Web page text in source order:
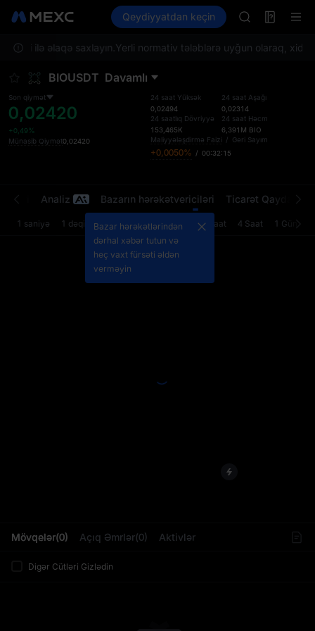
Futures TradFi Information Events
Qeydiyyatdan keçin
CASHCAT
UNITREE
SPCX
CASHCAT
HFT
UNITREE
ilə əlaqə saxlayın. Yerli normativ tələblərə uyğun olaraq,
BIOUSDT Davamlı
Son qiymət
0,02420
+0,49%
Münasib Qiymət0,02420
24 saat Yüksək
0,02494
24 saatlıq Dövriyyə
153,465K
24 saat Aşağı
0,02314
24 saat Həcm
6,391M BIO
Maliyyələşdirmə Faizi / Geri Sayım
+0,0050% / 00:32:15
Mövqelər(0) Açıq Əmrlər(0) Aktivlər
Digər Cütləri Gizlədin
Analiz Bazarın hərəkətvericiləri Ticarət Qaydaları
1 saniyə 1 dəqiqə 5 dəqiqə 15 dəqiqə 1 Saat 4 Saat 1 Gün
Bazar hərəkətlərindən
dərhal xəbər tutun və
heç vaxt fürsəti əldən
verməyin